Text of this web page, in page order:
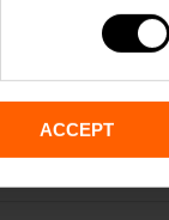
ACCEPT